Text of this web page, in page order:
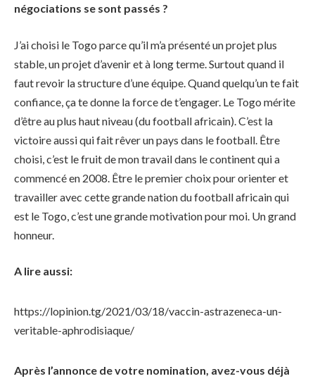
négociations se sont passés ?
J’ai choisi le Togo parce qu’il m’a présenté un projet plus
stable, un projet d’avenir et à long terme. Surtout quand il
faut revoir la structure d’une équipe. Quand quelqu’un te fait
confiance, ça te donne la force de t’engager. Le Togo mérite
d’être au plus haut niveau (du football africain). C’est la
victoire aussi qui fait rêver un pays dans le football. Être
choisi, c’est le fruit de mon travail dans le continent qui a
commencé en 2008. Être le premier choix pour orienter et
travailler avec cette grande nation du football africain qui
est le Togo, c’est une grande motivation pour moi. Un grand
honneur.
A lire aussi:
https://lopinion.tg/2021/03/18/vaccin-astrazeneca-un-
veritable-aphrodisiaque/
Après l’annonce de votre nomination, avez-vous déjà